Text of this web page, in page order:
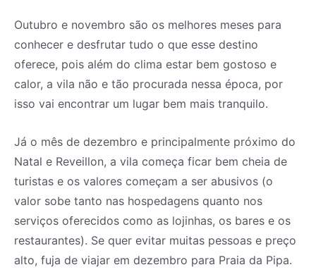
Outubro e novembro são os melhores meses para
conhecer e desfrutar tudo o que esse destino
oferece, pois além do clima estar bem gostoso e
calor, a vila não e tão procurada nessa época, por
isso vai encontrar um lugar bem mais tranquilo.
Já o mês de dezembro e principalmente próximo do
Natal e Reveillon, a vila começa ficar bem cheia de
turistas e os valores começam a ser abusivos (o
valor sobe tanto nas hospedagens quanto nos
serviços oferecidos como as lojinhas, os bares e os
restaurantes). Se quer evitar muitas pessoas e preço
alto, fuja de viajar em dezembro para Praia da Pipa.